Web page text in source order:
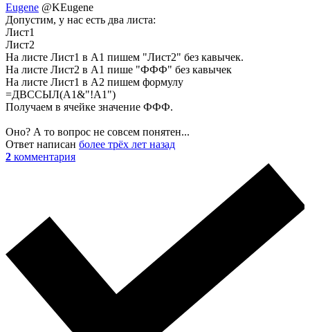
Eugene @KEugene
Допустим, у нас есть два листа:
Лист1
Лист2
На листе Лист1 в А1 пишем "Лист2" без кавычек.
На листе Лист2 в А1 пише "ФФФ" без кавычек
На листе Лист1 в А2 пишем формулу
=ДВССЫЛ(A1&"!A1")
Получаем в ячейке значение ФФФ.
Оно? А то вопрос не совсем понятен...
Ответ написан более трёх лет назад
2 комментария